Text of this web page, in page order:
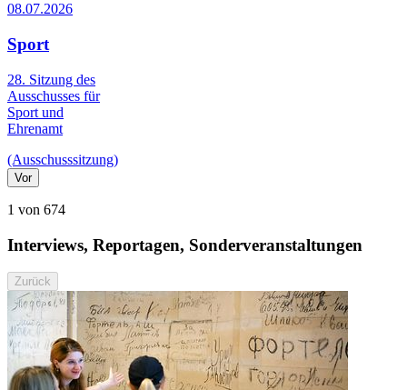
08.07.2026
Sport
28. Sitzung des
Ausschusses für
Sport und
Ehrenamt
(Ausschusssitzung)
Vor
1 von 674
Interviews, Reportagen, Sonderveranstaltungen
Zurück